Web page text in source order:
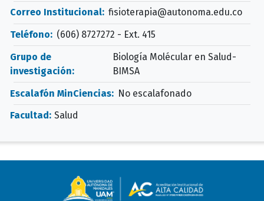
Correo Institucional: fisioterapia@autonoma.edu.co
Teléfono: (606) 8727272 - Ext. 415
Grupo de
investigación:
Biología Molécular en Salud-
BIMSA
Escalafón MinCiencias: No escalafonado
Facultad: Salud